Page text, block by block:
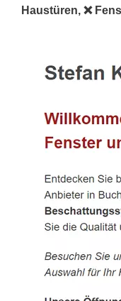
Haustüren, ❌